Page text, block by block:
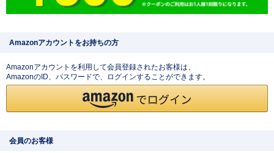
Amazonアカウントをお持ちの方
Amazonアカウントを利用して会員登録されたお客様は、
AmazonのID、パスワードで、ログインすることができます。
会員のお客様